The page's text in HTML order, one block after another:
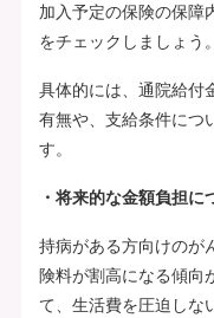
加入予定の保険の保障
をチェックしましょう。
具体的には、通院給付
有無や、支給条件につ
す。
・将来的な金額負担に
持病がある方向けのが
険料が割高になる傾向
て、生活費を圧迫しな